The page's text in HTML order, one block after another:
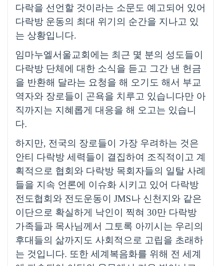
다락을 선언할 것이라는 소문도 예고되어 있어
다락방 운동의 최대 위기의 순간을 지나고 있
는 상황입니다.
임마누엘서울교회에는 최근 몇 분의 성도들이
다락방 단체에 대한 소식을 듣고 그간 낸 헌금
을 반환해 달라는 요청을 해 오기도 해서 부교
역자와 장로들이 곤욕을 치루고 있습니다만 아
직까지는 지혜롭게 대응을 해 오고는 있습니
다.
하지만, 전국의 장로들이 가장 우려하는 것은
안티 다락방 세력들이 결집하여 조직적이고 계
획적으로 협회와 다락방 목회자들의 일탈 사례
들을 지속 언론에 이슈화 시키고 있어 다락방
전도협회와 전도운동이 JMS나 신천지와 같은
이단으로 확실하게 낙인이 찍혀 30만 다락방
가족들과 목사님께서 그토록 아끼시는 우리의
후대들의 삶까지도 사회적으로 고립을 초래하
는 것입니다. 또한 세계복음화를 위해 전 세계